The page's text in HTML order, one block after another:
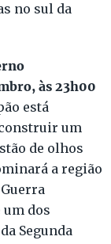
no sul da
às 23h00
está
um
de olhos
a região
dos
Segunda